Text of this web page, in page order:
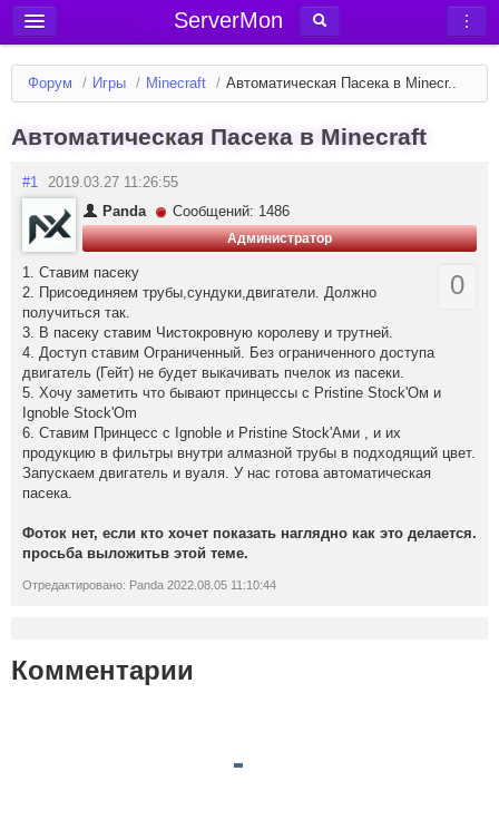
ServerMon
Добавить сервер
Мониторинг серверов
Новости
Статьи
Форум
Вход в аккаунт
Форум / Игры / Minecraft / Автоматическая Пасека в Minecr..
Автоматическая Пасека в Minecraft
#1 2019.03.27 11:26:55
Panda
Сообщений: 1486
Администратор
0
1. Ставим пасеку
2. Присоединяем трубы,сундуки,двигатели. Должно
получиться так.
3. В пасеку ставим Чистокровную королеву и трутней.
4. Доступ ставим Ограниченный. Без ограниченного доступа
двигатель (Гейт) не будет выкачивать пчелок из пасеки.
5. Хочу заметить что бывают принцессы с Pristine Stock'Ом и
Ignoble Stock'Om
6. Ставим Принцесс с Ignoble и Pristine Stock'Ами , и их
продукцию в фильтры внутри алмазной трубы в подходящий цвет.
Запускаем двигатель и вуаля. У нас готова автоматическая
пасека.
Фоток нет, если кто хочет показать наглядно как это делается.
просьба выложитьв этой теме.
Отредактировано: Panda 2022.08.05 11:10:44
Комментарии